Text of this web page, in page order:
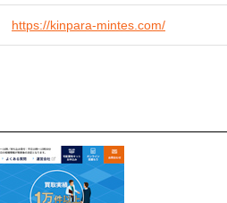
https://kinpara-mintes.com/